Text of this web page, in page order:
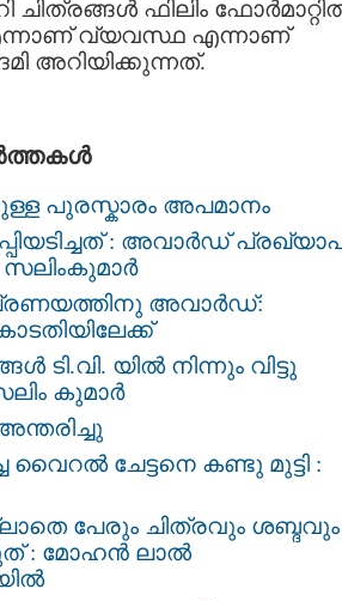
ഫിലിം
വ്യവസ്ഥ എന്നാണ്
അറിയിക്കുന്നത്.
പുരസ്കാരം അപമാനം
: അവാര്‍ഡ്
പ്രണയത്തിനു അവാര്‍ഡ്‌:
ടി.വി. യില്‍ നിന്നും വിട്ടു
കുമാര്‍
വൈറൽ ചേട്ടനെ കണ്ടു മുട്ടി :
പേരും ചിത്രവും ശബ്ദവും
: മോഹന്‍ ലാല്‍